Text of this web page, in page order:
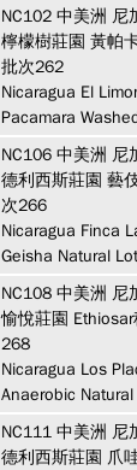
NC102 中美洲 尼
檸檬樹莊園 黃帕
批次262
Nicaragua El
Pacamara
NC106 中美洲 尼
德利西斯莊園 藝
次266
Nicaragua Finca
Geisha Natural
NC108 中美洲 尼
愉悅莊園
268
Nicaragua Los
Anaerobic
NC111 中美洲 尼
德利西斯莊園 爪